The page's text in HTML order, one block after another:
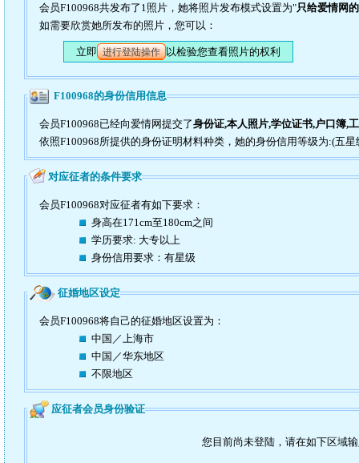
会员F100968共发布了1照片，她将照片发布模式设置为"只给爱情网
如需要欣赏她所发布的照片，您可以：
立即 进行登陆操作 以检验您查看照片的权利
F100968的身份信用信息
会员F100968已经向爱情网提交了身份证,本人照片,学位证书,户口簿,
依照F100968所提供的身份证明材料种类，她的身份信用等级为:(五星
对应征者的条件要求
会员F100968对应征者有如下要求：
身高在171cm至180cm之间
学历要求: 大专以上
身份信用要求：有星级
征婚地区设定
会员F100968将自己的征婚地区设置为：
中国／上海市
中国／华东地区
不限地区
应征者会员身份验证
您目前尚未登陆，请在如下区域